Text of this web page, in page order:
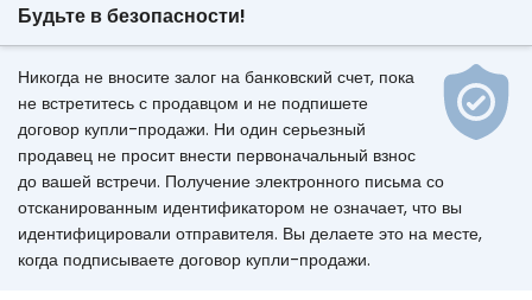
Будьте в безопасности!
Никогда не вносите залог на банковский счет, пока
не встретитесь с продавцом и не подпишете
договор купли-продажи. Ни один серьезный
продавец не просит внести первоначальный взнос
до вашей встречи. Получение электронного письма со
отсканированным идентификатором не означает, что вы
идентифицировали отправителя. Вы делаете это на месте,
когда подписываете договор купли-продажи.